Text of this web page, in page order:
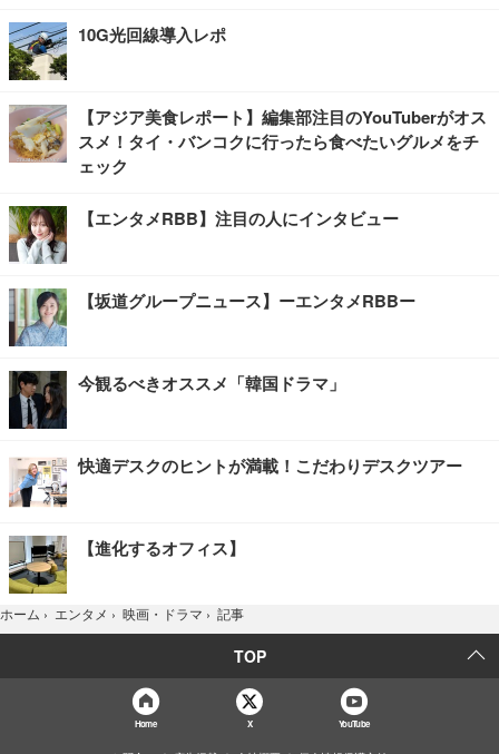
10G光回線導入レポ
【アジア美食レポート】編集部注目のYouTuberがオス
スメ！タイ・バンコクに行ったら食べたいグルメをチ
ェック
【エンタメRBB】注目の人にインタビュー
【坂道グループニュース】ーエンタメRBBー
今観るべきオススメ「韓国ドラマ」
快適デスクのヒントが満載！こだわりデスクツアー
【進化するオフィス】
ホーム › エンタメ › 映画・ドラマ › 記事
TOP
Home X YouTube